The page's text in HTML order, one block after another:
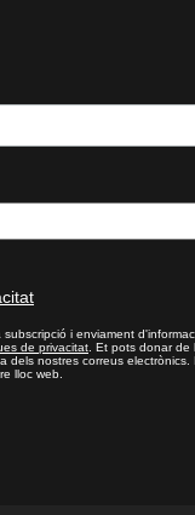
i enviament
de privacitat . Et pots donar
nostres correus electrònics.
lloc web.